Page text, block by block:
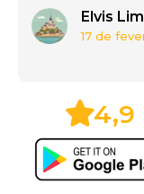
Elvis
17 de
4,9